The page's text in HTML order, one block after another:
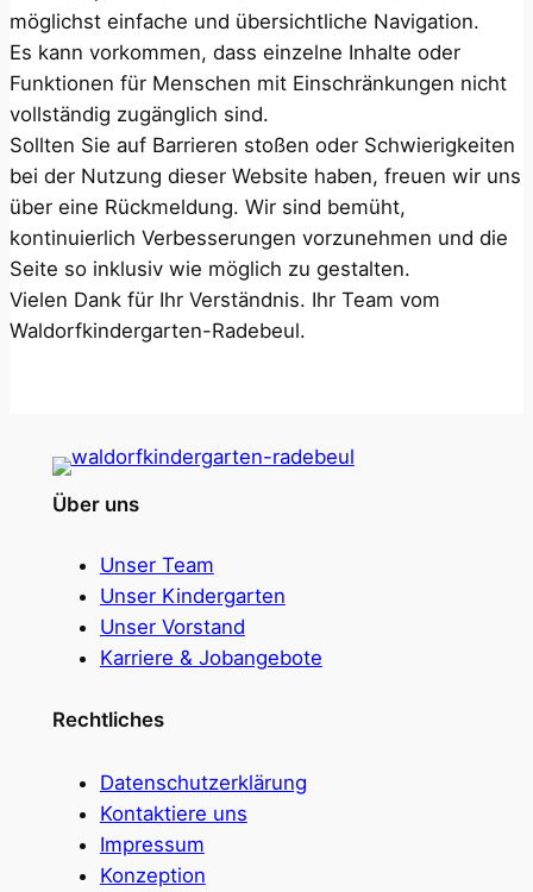
möglichst einfache und übersichtliche Navigation.
Es kann vorkommen, dass einzelne Inhalte oder
Funktionen für Menschen mit Einschränkungen nicht
vollständig zugänglich sind.
Sollten Sie auf Barrieren stoßen oder Schwierigkeiten
bei der Nutzung dieser Website haben, freuen wir uns
über eine Rückmeldung. Wir sind bemüht,
kontinuierlich Verbesserungen vorzunehmen und die
Seite so inklusiv wie möglich zu gestalten.
Vielen Dank für Ihr Verständnis. Ihr Team vom
Waldorfkindergarten-Radebeul.
Über uns
Unser Team
Unser Kindergarten
Unser Vorstand
Karriere & Jobangebote
Rechtliches
Datenschutzerklärung
Kontaktiere uns
Impressum
Konzeption